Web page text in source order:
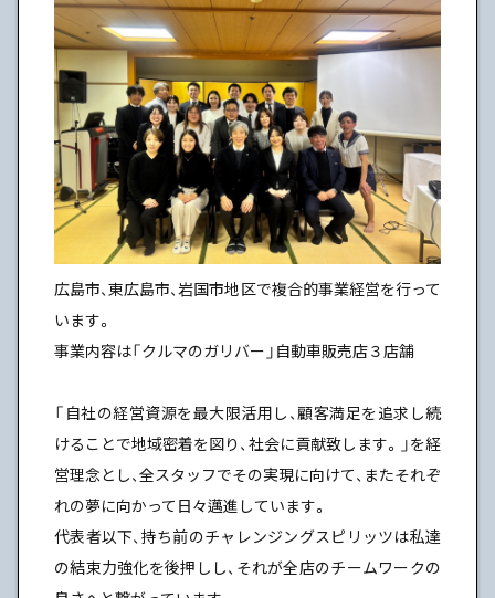
広島市、東広島市、岩国市地区で複合的事業経営を行って
います。
事業内容は「クルマのガリバー」自動車販売店３店舗
「自社の経営資源を最大限活用し、顧客満足を追求し続
けることで地域密着を図り、社会に貢献致します。」を経
営理念とし、全スタッフでその実現に向けて、またそれぞ
れの夢に向かって日々邁進しています。
代表者以下、持ち前のチャレンジングスピリッツは私達
の結束力強化を後押しし、それが全店のチームワークの